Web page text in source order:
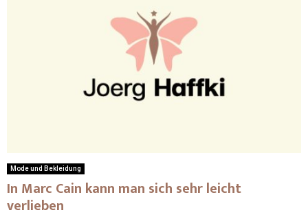
Mode und Bekleidung
In Marc Cain kann man sich sehr leicht
verlieben